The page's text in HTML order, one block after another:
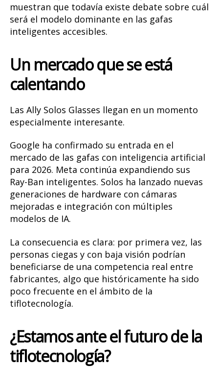
muestran que todavía existe debate sobre cuál
será el modelo dominante en las gafas
inteligentes accesibles.
Un mercado que se está
calentando
Las Ally Solos Glasses llegan en un momento
especialmente interesante.
Google ha confirmado su entrada en el
mercado de las gafas con inteligencia artificial
para 2026. Meta continúa expandiendo sus
Ray-Ban inteligentes. Solos ha lanzado nuevas
generaciones de hardware con cámaras
mejoradas e integración con múltiples
modelos de IA.
La consecuencia es clara: por primera vez, las
personas ciegas y con baja visión podrían
beneficiarse de una competencia real entre
fabricantes, algo que históricamente ha sido
poco frecuente en el ámbito de la
tiflotecnología.
¿Estamos ante el futuro de la
tiflotecnología?